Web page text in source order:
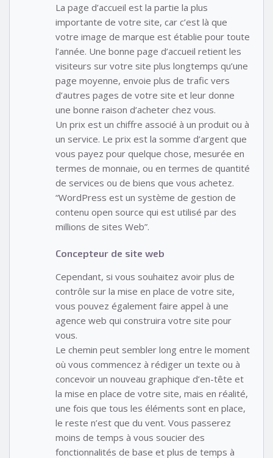
La page d’accueil est la partie la plus
importante de votre site, car c’est là que
votre image de marque est établie pour toute
l’année. Une bonne page d’accueil retient les
visiteurs sur votre site plus longtemps qu’une
page moyenne, envoie plus de trafic vers
d’autres pages de votre site et leur donne
une bonne raison d’acheter chez vous.
Un prix est un chiffre associé à un produit ou à
un service. Le prix est la somme d’argent que
vous payez pour quelque chose, mesurée en
termes de monnaie, ou en termes de quantité
de services ou de biens que vous achetez.
“WordPress est un système de gestion de
contenu open source qui est utilisé par des
millions de sites Web”.
Concepteur de site web
Cependant, si vous souhaitez avoir plus de
contrôle sur la mise en place de votre site,
vous pouvez également faire appel à une
agence web qui construira votre site pour
vous.
Le chemin peut sembler long entre le moment
où vous commencez à rédiger un texte ou à
concevoir un nouveau graphique d’en-tête et
la mise en place de votre site, mais en réalité,
une fois que tous les éléments sont en place,
le reste n’est que du vent. Vous passerez
moins de temps à vous soucier des
fonctionnalités de base et plus de temps à